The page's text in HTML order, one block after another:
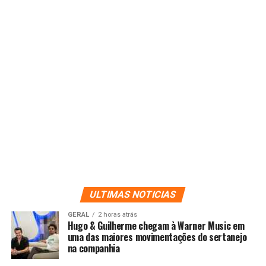
ULTIMAS NOTICIAS
GERAL 2 horas atrás
Hugo & Guilherme chegam à Warner Music em
uma das maiores movimentações do sertanejo
na companhia